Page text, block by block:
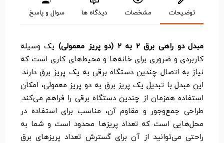
توضیحات مشخصات دیدگاه ها سوال و پاسخ
مبدل دو راهی برق 2 به 2 (دو پریز معمولی)
یک وسیله
کاربردی و ضروری برای خانه‌ها و محیط‌های کاری است که
نیاز به اتصال چندین دستگاه برقی به یک پریز برق دارند.
این مبدل با تبدیل یک پریز برق به دو پریز معمولی، امکان
استفاده همزمان از چندین دستگاه برقی را فراهم می‌کند.
طراحی جمع‌وجور و مقاوم آن، مناسب برای استفاده در
محل‌هایی است که تعداد پریزها محدود است و شما به
راحتی می‌توانید از آن برای گسترش تعداد پریزهای برق